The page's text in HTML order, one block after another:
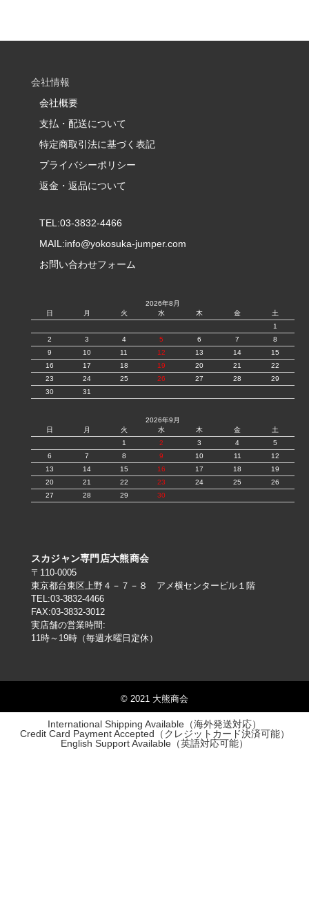
会社情報
会社概要
支払・配送について
特定商取引法に基づく表記
プライバシーポリシー
返金・返品について
TEL:03-3832-4466
MAIL:info@yokosuka-jumper.com
お問い合わせフォーム
2026年8月
日
月 火 水 木 金
土
1
2
3 4 5 6 7
8
9
10 11 12 13 14
15
16
17 18 19 20 21
22
23
24 25 26 27 28
29
30
31
2026年9月
日
月 火 水 木 金
土
1
2 3 4
5
6
7 8 9 10 11
12
13
14 15 16 17 18
19
20
21 22 23 24 25
26
27
28 29 30
スカジャン専門店大熊商会
〒110-0005
東京都台東区上野４－７－８ アメ横センタービル１階
TEL:03-3832-4466
FAX:03-3832-3012
実店舗の営業時間:
11時～19時（毎週水曜日定休）
© 2021 大熊商会
International Shipping Available（海外発送対応）
Credit Card Payment Accepted（クレジットカード決済可能）
English Support Available（英語対応可能）